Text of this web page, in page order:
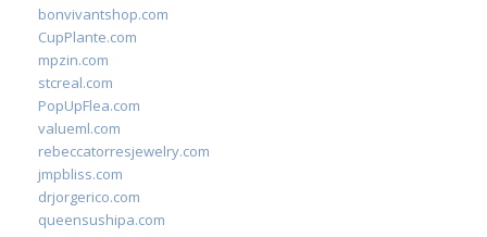
bonvivantshop.com
CupPlante.com
mpzin.com
stcreal.com
PopUpFlea.com
valueml.com
rebeccatorresjewelry.com
jmpbliss.com
drjorgerico.com
queensushipa.com